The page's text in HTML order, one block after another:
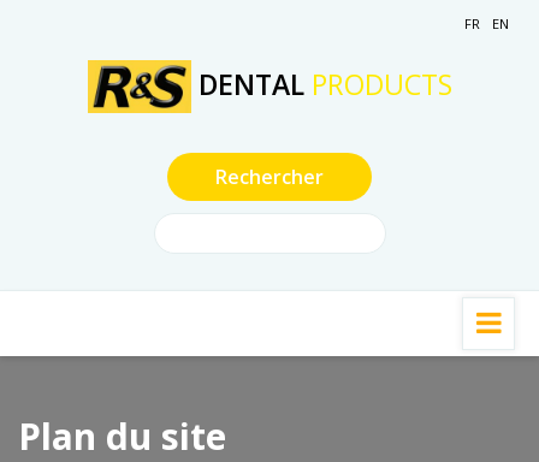
FR EN
DENTAL PRODUCTS
Plan du site